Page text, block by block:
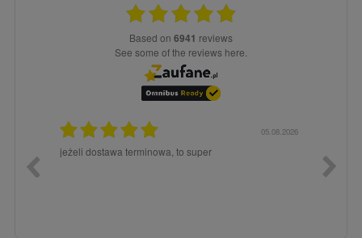
based on 6941 reviews
see some of the reviews here.
05.08.2026
jeżeli dostawa terminowa, to super